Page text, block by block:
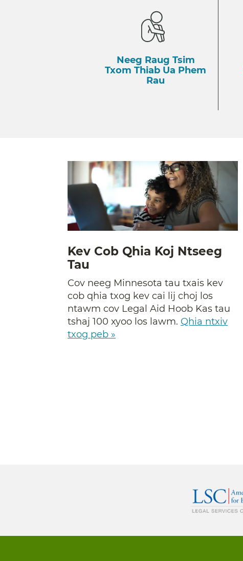
Neeg Raug Tsim
Txom Thiab Ua Phem
Rau
Kev Cob Qhia Koj Ntseeg
Tau
Cov neeg Minnesota tau txais kev
cob qhia txog kev cai lij choj los
ntawm cov Legal Aid Hoob Kas tau
tshaj 100 xyoo los lawm. Qhia ntxiv
txog peb »